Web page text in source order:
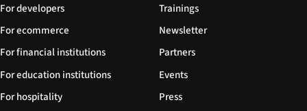
For developers
For ecommerce
For financial institutions
For education institutions
For hospitality
Trainings
Newsletter
Partners
Events
Press